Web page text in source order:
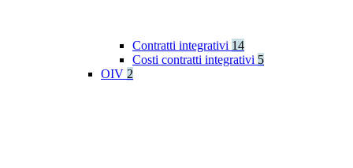
Contratti integrativi 14
Costi contratti integrativi 5
OIV 2